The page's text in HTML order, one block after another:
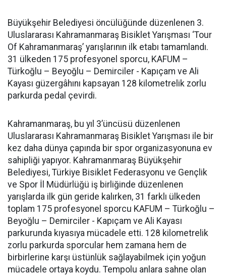
Büyükşehir Belediyesi öncülüğünde düzenlenen 3.
Uluslararası Kahramanmaraş Bisiklet Yarışması ‘Tour
Of Kahramanmaraş’ yarışlarının ilk etabı tamamlandı.
31 ülkeden 175 profesyonel sporcu, KAFUM –
Türkoğlu – Beyoğlu – Demirciler - Kapıçam ve Ali
Kayası güzergâhını kapsayan 128 kilometrelik zorlu
parkurda pedal çevirdi.
Kahramanmaraş, bu yıl 3’üncüsü düzenlenen
Uluslararası Kahramanmaraş Bisiklet Yarışması ile bir
kez daha dünya çapında bir spor organizasyonuna ev
sahipliği yapıyor. Kahramanmaraş Büyükşehir
Belediyesi, Türkiye Bisiklet Federasyonu ve Gençlik
ve Spor İl Müdürlüğü iş birliğinde düzenlenen
yarışlarda ilk gün geride kalırken, 31 farklı ülkeden
toplam 175 profesyonel sporcu KAFUM – Türkoğlu –
Beyoğlu – Demirciler - Kapıçam ve Ali Kayası
parkurunda kıyasıya mücadele etti. 128 kilometrelik
zorlu parkurda sporcular hem zamana hem de
birbirlerine karşı üstünlük sağlayabilmek için yoğun
mücadele ortaya koydu. Tempolu anlara sahne olan